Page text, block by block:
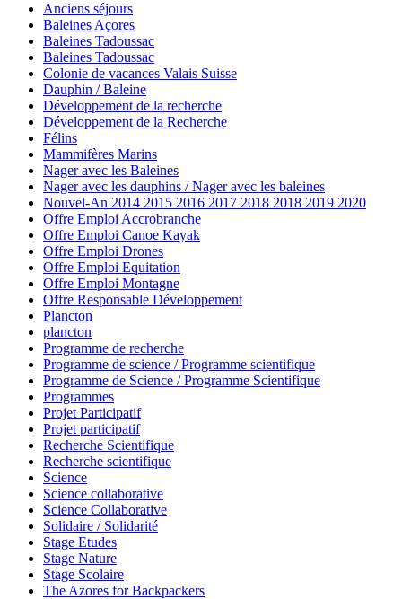
Anciens séjours
Baleines Açores
Baleines Tadoussac
Baleines Tadoussac
Colonie de vacances Valais Suisse
Dauphin / Baleine
Développement de la recherche
Développement de la Recherche
Félins
Mammifères Marins
Nager avec les Baleines
Nager avec les dauphins / Nager avec les baleines
Nouvel-An 2014 2015 2016 2017 2018 2018 2019 2020
Offre Emploi Accrobranche
Offre Emploi Canoe Kayak
Offre Emploi Drones
Offre Emploi Equitation
Offre Emploi Montagne
Offre Responsable Développement
Plancton
plancton
Programme de recherche
Programme de science / Programme scientifique
Programme de Science / Programme Scientifique
Programmes
Projet Participatif
Projet participatif
Recherche Scientifique
Recherche scientifique
Science
Science collaborative
Science Collaborative
Solidaire / Solidarité
Stage Etudes
Stage Nature
Stage Scolaire
The Azores for Backpackers